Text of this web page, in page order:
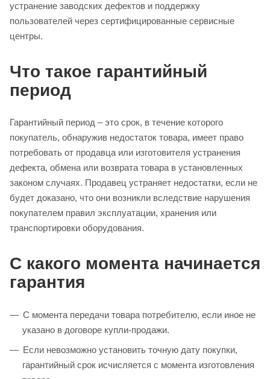
устранение заводских дефектов и поддержку
пользователей через сертифицированные сервисные
центры.
Что такое гарантийный
период
Гарантийный период – это срок, в течение которого
покупатель, обнаружив недостаток товара, имеет право
потребовать от продавца или изготовителя устранения
дефекта, обмена или возврата товара в установленных
законом случаях. Продавец устраняет недостатки, если не
будет доказано, что они возникли вследствие нарушения
покупателем правил эксплуатации, хранения или
транспортировки оборудования.
С какого момента начинается
гарантия
С момента передачи товара потребителю, если иное не
указано в договоре купли‑продажи.
Если невозможно установить точную дату покупки,
гарантийный срок исчисляется с момента изготовления